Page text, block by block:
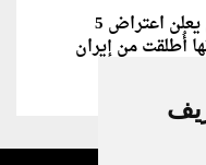
الجيش الأردني يعلن اعتراض 5
أُطلقت من إيران